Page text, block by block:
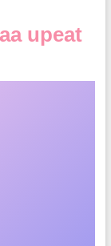
upeat